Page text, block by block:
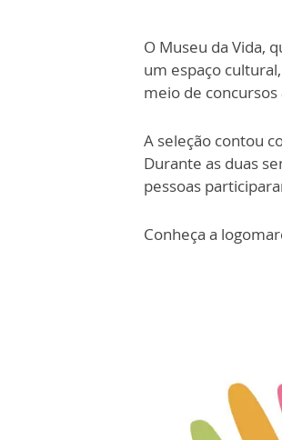
O Museu da Vida,
um espaço
meio de concursos
A seleção contou
Durante as duas
pessoas
Conheça a